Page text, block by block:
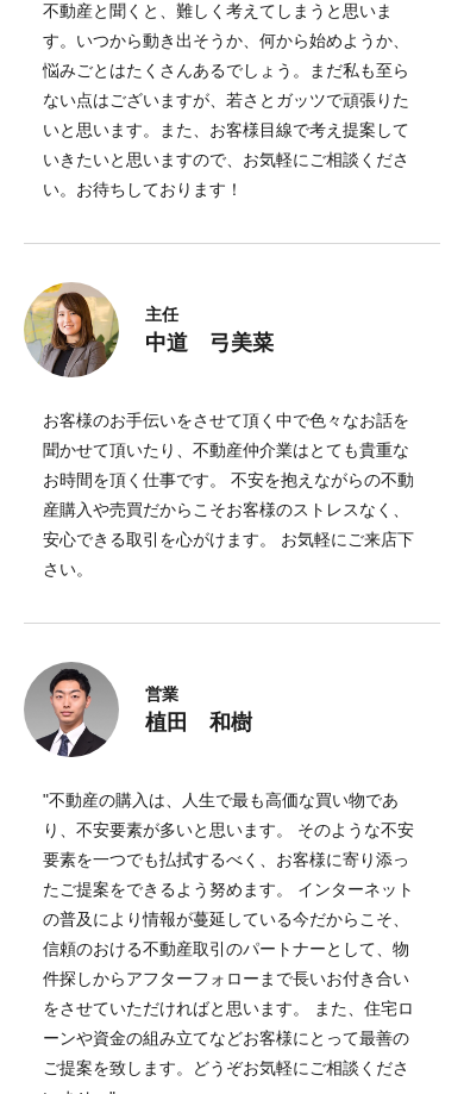
不動産と聞くと、難しく考えてしまうと思いま
す。いつから動き出そうか、何から始めようか、
悩みごとはたくさんあるでしょう。まだ私も至ら
ない点はございますが、若さとガッツで頑張りた
いと思います。また、お客様目線で考え提案して
いきたいと思いますので、お気軽にご相談くださ
い。お待ちしております！
主任
中道 弓美菜
お客様のお手伝いをさせて頂く中で色々なお話を
聞かせて頂いたり、不動産仲介業はとても貴重な
お時間を頂く仕事です。 不安を抱えながらの不動
産購入や売買だからこそお客様のストレスなく、
安心できる取引を心がけます。 お気軽にご来店下
さい。
営業
植田 和樹
"不動産の購入は、人生で最も高価な買い物であ
り、不安要素が多いと思います。 そのような不安
要素を一つでも払拭するべく、お客様に寄り添っ
たご提案をできるよう努めます。 インターネット
の普及により情報が蔓延している今だからこそ、
信頼のおける不動産取引のパートナーとして、物
件探しからアフターフォローまで長いお付き合い
をさせていただければと思います。 また、住宅ロ
ーンや資金の組み立てなどお客様にとって最善の
ご提案を致します。どうぞお気軽にご相談くださ